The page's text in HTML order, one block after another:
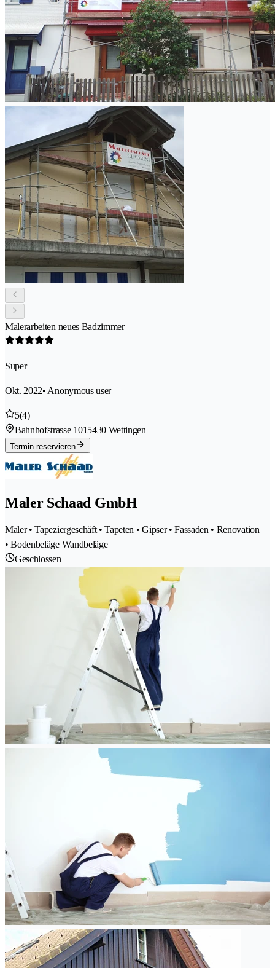
Malerarbeiten neues Badzimmer
Super
Okt. 2022• Anonymous user
5(4)
Bahnhofstrasse 1015430 Wettingen
Termin reservieren
Maler Schaad GmbH
Maler • Tapeziergeschäft • Tapeten • Gipser • Fassaden • Renovation
• Bodenbeläge Wandbeläge
Geschlossen